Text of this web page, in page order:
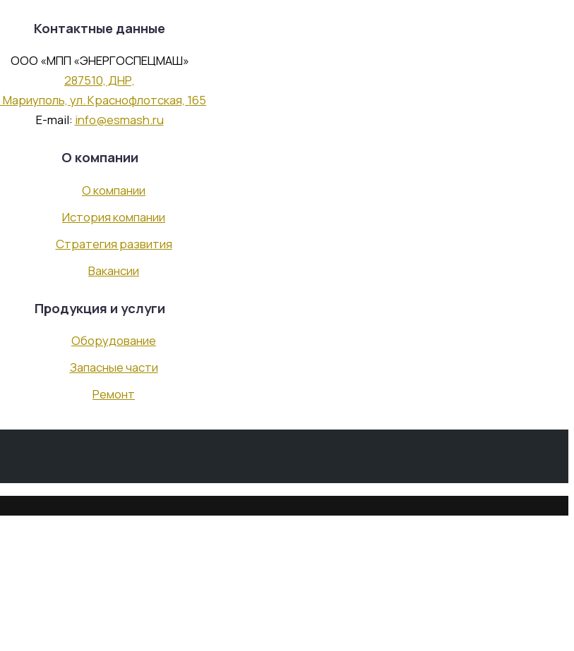
Контактные данные
ООО «МПП «ЭНЕРГОСПЕЦМАШ»
287510, ДНР,
Мариуполь, ул. Краснофлотская, 165
E-mail: info@esmash.ru
О компании
О компании
История компании
Стратегия развития
Вакансии
Продукция и услуги
Оборудование
Запасные части
Ремонт